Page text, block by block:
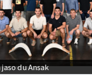
du Ansak